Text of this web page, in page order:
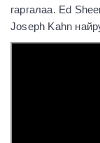
гаргалаа. Ed
Joseph Kahn